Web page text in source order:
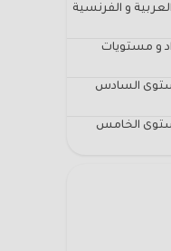
و الفرنسية
و مستويات
السادس
الخامس